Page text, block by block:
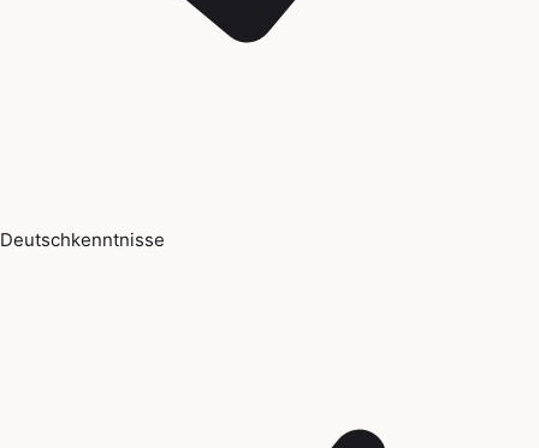
Deutschkenntnisse